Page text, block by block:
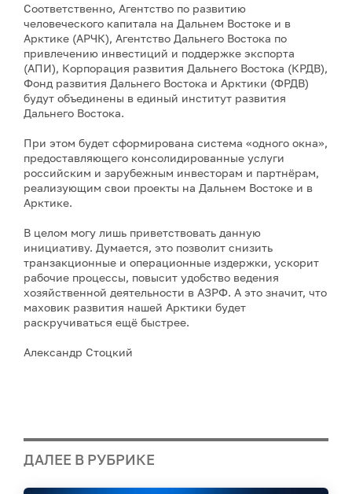
Соответственно, Агентство по развитию
человеческого капитала на Дальнем Востоке и в
Арктике (АРЧК), Агентство Дальнего Востока по
привлечению инвестиций и поддержке экспорта
(АПИ), Корпорация развития Дальнего Востока (КРДВ),
Фонд развития Дальнего Востока и Арктики (ФРДВ)
будут объединены в единый институт развития
Дальнего Востока.
При этом будет сформирована система «одного окна»,
предоставляющего консолидированные услуги
российским и зарубежным инвесторам и партнёрам,
реализующим свои проекты на Дальнем Востоке и в
Арктике.
В целом могу лишь приветствовать данную
инициативу. Думается, это позволит снизить
транзакционные и операционные издержки, ускорит
рабочие процессы, повысит удобство ведения
хозяйственной деятельности в АЗРФ. А это значит, что
маховик развития нашей Арктики будет
раскручиваться ещё быстрее.
Александр Стоцкий
ДАЛЕЕ В РУБРИКЕ